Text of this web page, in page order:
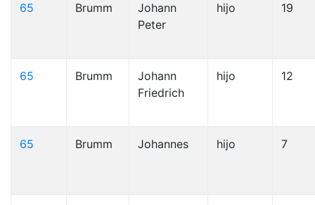
65 Brumm
Johann
Peter
hijo 19
65 Brumm
Johann
Friedrich
hijo 12
65 Brumm Johannes hijo 7